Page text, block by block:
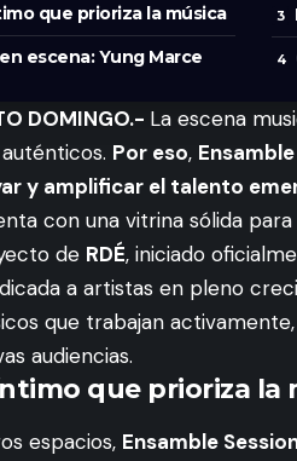
que prioriza la música
escena: Yung Marce
DOMINGO.- La escena
Por eso,
y amplificar el talento
con una vitrina sólida
de RDÉ, iniciado
a artistas en pleno
que trabajan
audiencias.
que prioriza la
espacios, Ensamble